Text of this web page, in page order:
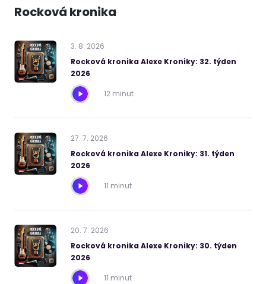
Rocková kronika
3. 8. 2026
Rocková kronika Alexe Kroniky: 32. týden
2026
12 minut
27. 7. 2026
Rocková kronika Alexe Kroniky: 31. týden
2026
11 minut
20. 7. 2026
Rocková kronika Alexe Kroniky: 30. týden
2026
11 minut